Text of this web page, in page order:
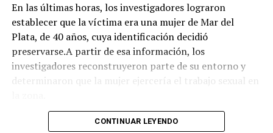
Evento: 30° Fiesta Nacional del Chocolate Artesanal
(ChocoGesell)
Fecha: Fin de semana largo del 17 de Agosto de 2026
Horario: De 11:00 a 21:00 hs.
Lugar: Pinar del Norte (Alameda 202 y Calle 303, Villa
Gesell)
visitantes
En las últimas horas, los investigadores lograron
establecer que la víctima era una mujer de Mar del
Plata, de 40 años, cuya identificación decidió
preservarse.A partir de esa información, los
investigadores reconstruyeron parte de su entorno y
determinaron que la mujer ejercería el trabajo sexual en
Según el portal Mi8, pese a que la escena donde fue
CONTINUAR LEYENDO